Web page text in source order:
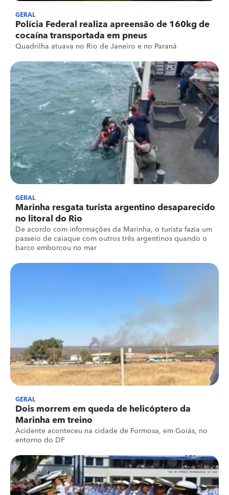
GERAL
Polícia Federal realiza apreensão de 160kg de
cocaína transportada em pneus
Quadrilha atuava no Rio de Janeiro e no Paraná
GERAL
Marinha resgata turista argentino desaparecido
no litoral do Rio
De acordo com informações da Marinha, o turista fazia um
passeio de caiaque com outros três argentinos quando o
barco emborcou no mar
GERAL
Dois morrem em queda de helicóptero da
Marinha em treino
Acidente aconteceu na cidade de Formosa, em Goiás, no
entorno do DF